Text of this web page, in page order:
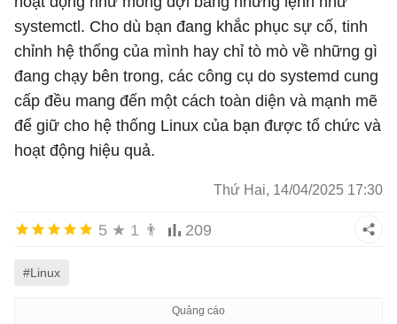
systemctl. Cho dù bạn đang khắc phục sự cố, tinh
chỉnh hệ thống của mình hay chỉ tò mò về những gì
đang chạy bên trong, các công cụ do systemd cung
cấp đều mang đến một cách toàn diện và mạnh mẽ
để giữ cho hệ thống Linux của bạn được tổ chức và
hoạt động hiệu quả.
Thứ Hai, 14/04/2025 17:30
5 ★ 1 👨 209
#Linux